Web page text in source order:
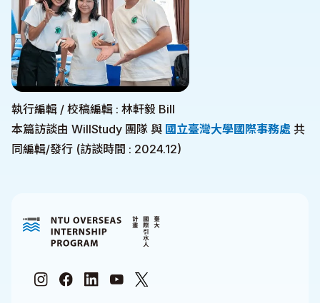
執行編輯 / 校稿編輯 : 林軒毅 Bill
本篇訪談由 WillStudy 團隊 與 國立臺灣大學國際事務處 共
同編輯/發行 (訪談時間 : 2024.12)